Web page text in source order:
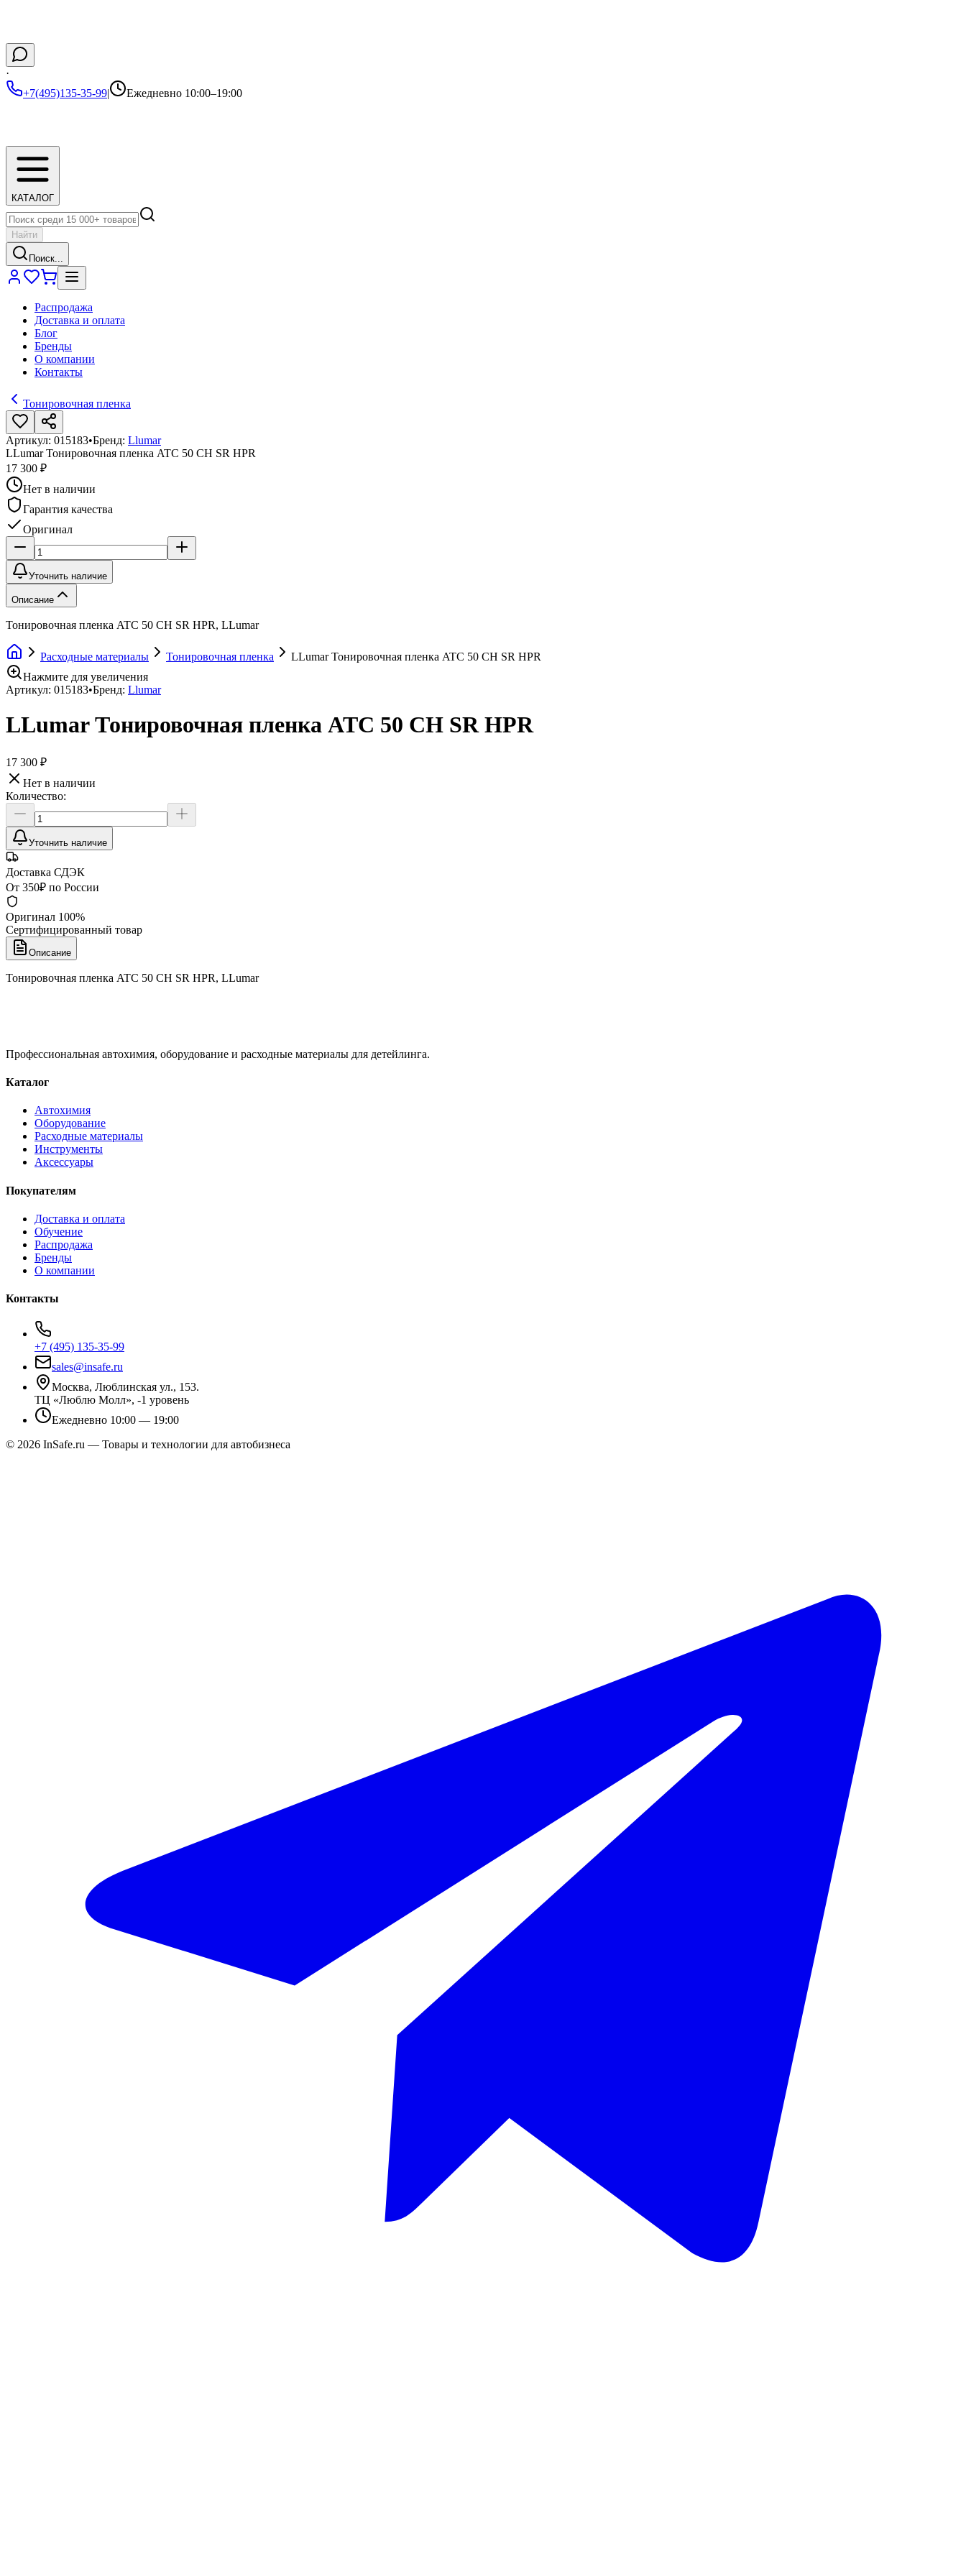
·
+7(495)135-35-99| Ежедневно 10:00–19:00
КАТАЛОГ
Найти
Поиск...
Распродажа
Доставка и оплата
Блог
Бренды
О компании
Контакты
Тонировочная пленка
Артикул: 015183•Бренд: Llumar
LLumar Тонировочная пленка ATC 50 CH SR HPR
17 300 ₽
Нет в наличии
Гарантия качества
Оригинал
Уточнить наличие
Описание
Тонировочная пленка ATC 50 CH SR HPR, LLumar
Расходные материалы Тонировочная пленка
LLumar Тонировочная пленка ATC 50 CH SR HPR
Нажмите для увеличения
Артикул: 015183•Бренд: Llumar
LLumar Тонировочная пленка ATC 50 CH SR HPR
17 300 ₽
Нет в наличии
Количество:
Уточнить наличие
Доставка СДЭК
От 350₽ по России
Оригинал 100%
Сертифицированный товар
Описание
Тонировочная пленка ATC 50 CH SR HPR, LLumar
Профессиональная автохимия, оборудование и расходные материалы для детейлинга.
Каталог
Автохимия
Оборудование
Расходные материалы
Инструменты
Аксессуары
Покупателям
Доставка и оплата
Обучение
Распродажа
Бренды
О компании
Контакты
+7 (495) 135-35-99
sales@insafe.ru
Москва, Люблинская ул., 153.
ТЦ «Люблю Молл», -1 уровень
Ежедневно 10:00 — 19:00
© 2026 InSafe.ru — Товары и технологии для автобизнеса